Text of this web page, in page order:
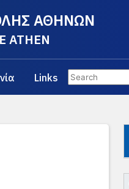
ΑΘΗΝΩΝ
ATHEN
Links